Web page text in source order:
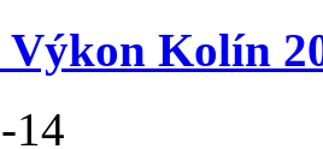
Výkon Kolín
14